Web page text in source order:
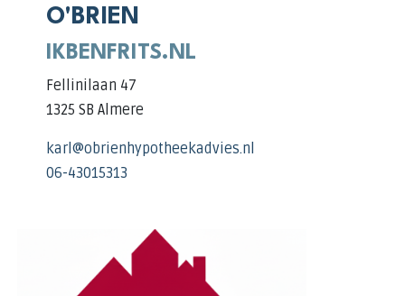
O'BRIEN
IKBENFRITS.NL
Fellinilaan 47
1325 SB Almere
karl@obrienhypotheekadvies.nl
06-43015313